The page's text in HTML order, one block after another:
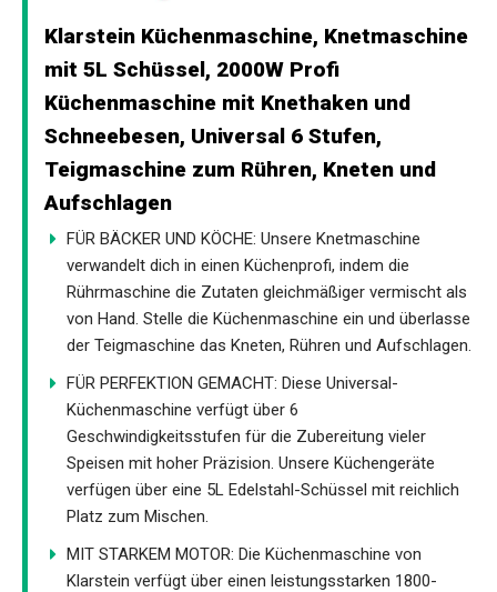
Klarstein Küchenmaschine, Knetmaschine
mit 5L Schüssel, 2000W Profi
Küchenmaschine mit Knethaken und
Schneebesen, Universal 6 Stufen,
Teigmaschine zum Rühren, Kneten und
Aufschlagen
FÜR BÄCKER UND KÖCHE: Unsere Knetmaschine
verwandelt dich in einen Küchenprofi, indem die
Rührmaschine die Zutaten gleichmäßiger vermischt als
von Hand. Stelle die Küchenmaschine ein und überlasse
der Teigmaschine das Kneten, Rühren und Aufschlagen.
FÜR PERFEKTION GEMACHT: Diese Universal-
Küchenmaschine verfügt über 6
Geschwindigkeitsstufen für die Zubereitung vieler
Speisen mit hoher Präzision. Unsere Küchengeräte
verfügen über eine 5L Edelstahl-Schüssel mit reichlich
Platz zum Mischen.
MIT STARKEM MOTOR: Die Küchenmaschine von
Klarstein verfügt über einen leistungsstarken 1800-